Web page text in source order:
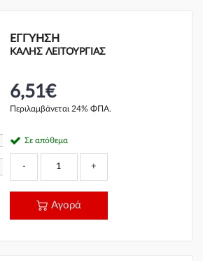
ΕΓΓΎΗΣΗ
ΚΑΛΗΣ ΛΕΙΤΟΥΡΓΙΑΣ
6,51€
Περιλαμβάνεται 24% ΦΠΑ.
Σε απόθεμα
- +
Αγορά